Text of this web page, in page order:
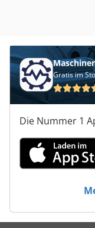
Gratis im
Die Nummer 1